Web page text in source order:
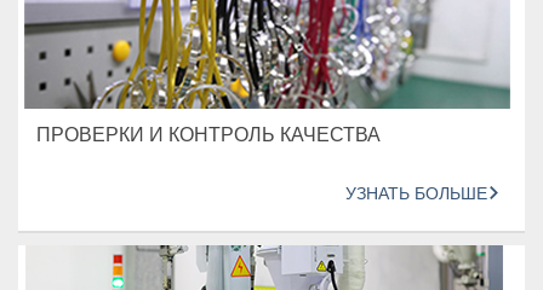
ПРОВЕРКИ И КОНТРОЛЬ КАЧЕСТВА
УЗНАТЬ БОЛЬШЕ